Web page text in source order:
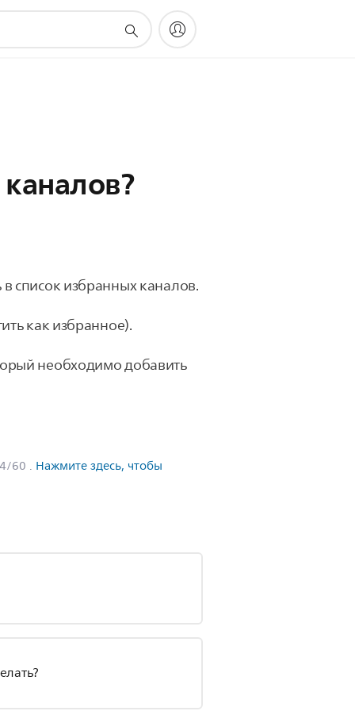
список избранных каналов.
как избранное).
необходимо добавить
60 . Нажмите здесь, чтобы